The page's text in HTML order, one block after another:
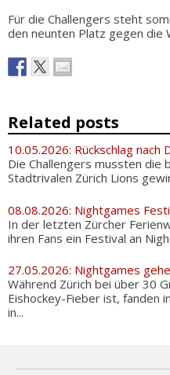
Für die Challengers steht
den neunten Platz gegen die
Related posts
10.05.2026: Rückschlag nach
Die Challengers mussten die
Stadtrivalen Zürich Lions
08.08.2026: Nightgames
In der letzten Zürcher
ihren Fans ein Festival an
27.05.2026: Nightgames
Während Zürich bei über 30
Eishockey-Fieber ist, fanden
in...